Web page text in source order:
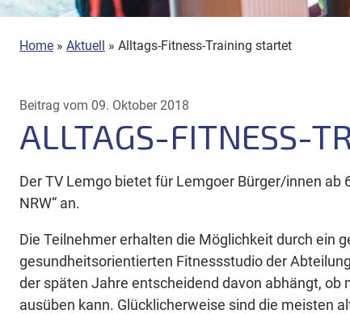
Home » Aktuell » Alltags-Fitness-Training startet
Beitrag vom 09. Oktober 2018
ALLTAGS-FITNESS-
Der TV Lemgo bietet für Lemgoer Bürger/innen ab
NRW“ an.
Die Teilnehmer erhalten die Möglichkeit durch ein
gesundheitsorientierten Fitnessstudio der
der späten Jahre entscheidend davon abhängt,
ausüben kann. Glücklicherweise sind die meisten